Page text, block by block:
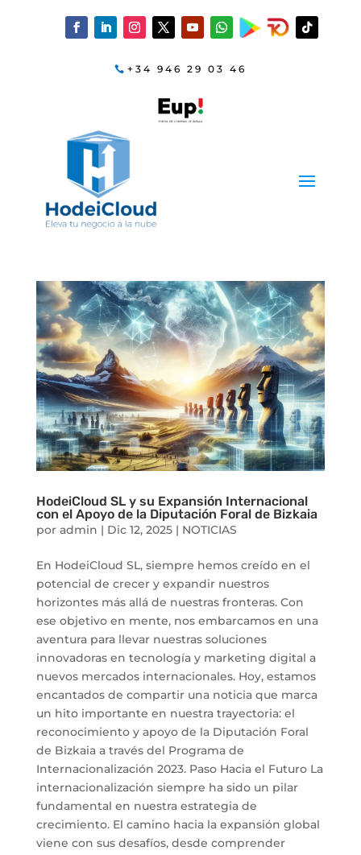
+34 946 29 03 46
HodeiCloud SL y su Expansión Internacional
con el Apoyo de la Diputación Foral de Bizkaia
por admin | Dic 12, 2025| NOTICIAS
En HodeiCloud SL, siempre hemos creído en el
potencial de crecer y expandir nuestros
horizontes más allá de nuestras fronteras. Con
ese objetivo en mente, nos embarcamos en una
aventura para llevar nuestras soluciones
innovadoras en tecnología y marketing digital a
nuevos mercados internacionales. Hoy, estamos
encantados de compartir una noticia que marca
un hito importante en nuestra trayectoria: el
reconocimiento y apoyo de la Diputación Foral
de Bizkaia a través del Programa de
Internacionalización 2023. Paso Hacia el Futuro La
internacionalización siempre ha sido un pilar
fundamental en nuestra estrategia de
crecimiento. El camino hacia la expansión global
viene con sus desafíos, desde comprender